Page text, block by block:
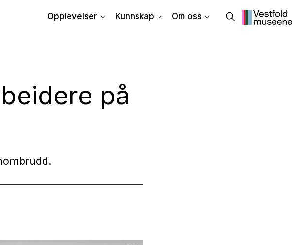
Opplevelser Kunnskap Om oss
på